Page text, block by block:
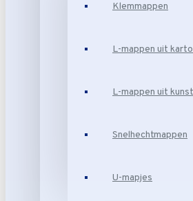
Klemmappen
L-mappen uit
L-mappen uit
Snelhechtmappen
U-mapjes